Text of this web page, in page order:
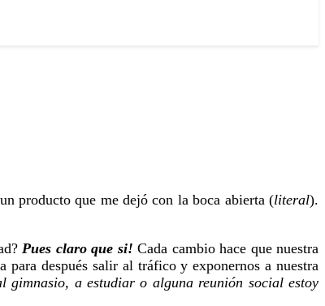
producto que me dejó con la boca abierta (literal).
Pues claro que si! Cada cambio hace que nuestra
después salir al tráfico y exponernos a nuestra
gimnasio, a estudiar o alguna reunión social estoy